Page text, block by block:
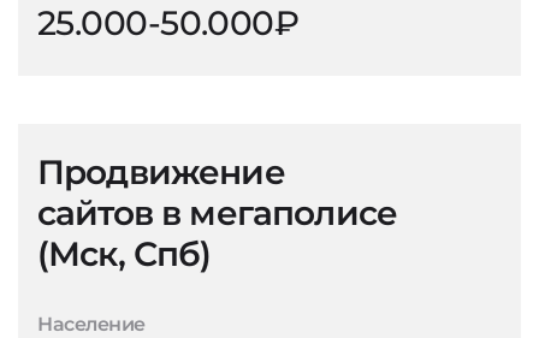
25.000-50.000₽
Продвижение
сайтов в мегаполисе
(Мск, Спб)
Население